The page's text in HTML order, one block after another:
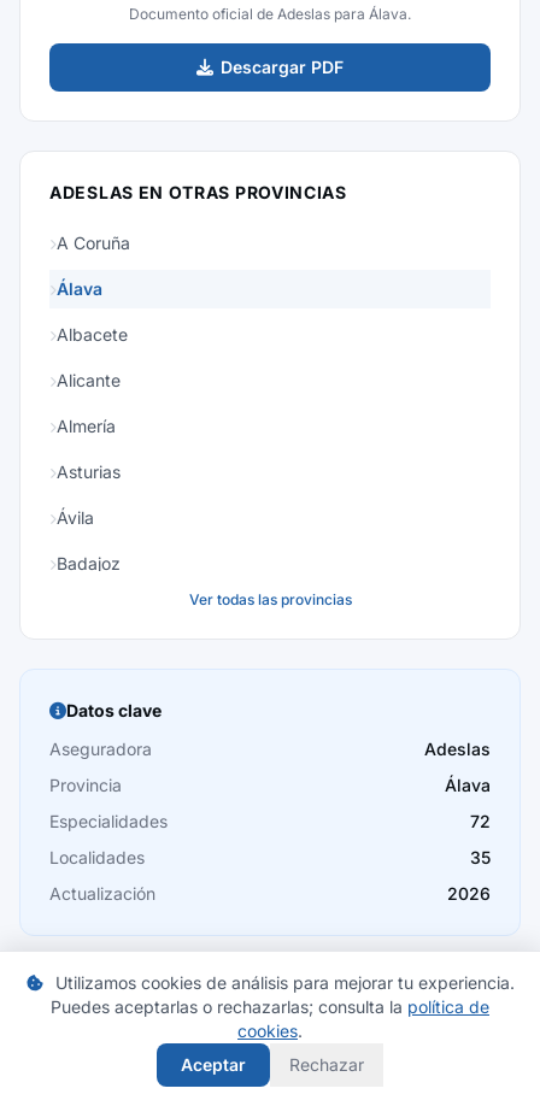
Documento oficial de Adeslas para Álava.
Descargar PDF
ADESLAS EN OTRAS PROVINCIAS
A Coruña
Álava
Albacete
Alicante
Almería
Asturias
Ávila
Badajoz
Burgos
Cáceres
Cádiz
Cantabria
Castellón
Ciudad Real
Ver todas las provincias
Datos clave
Aseguradora
Adeslas
Provincia
Álava
Especialidades
72
Localidades
35
Actualización
2026
Compara seguros en Álava
Encuentra las mejores ofertas de seguros de salud en tu
Utilizamos cookies de análisis para mejorar tu experiencia.
Puedes aceptarlas o rechazarlas; consulta la política de
cookies.
Aceptar
Rechazar